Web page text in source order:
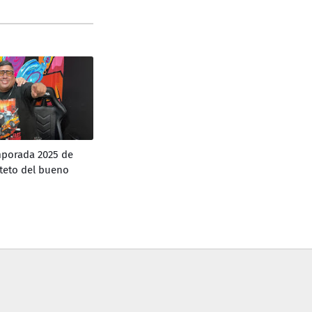
2025 de
del bueno